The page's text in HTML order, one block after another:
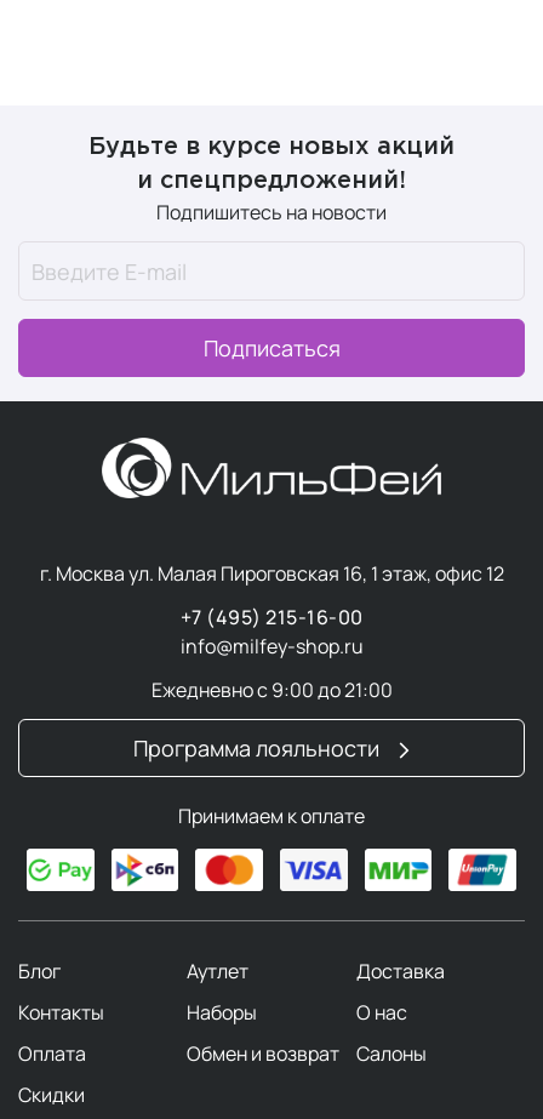
Будьте в курсе новых акций
и спецпредложений!
Подпишитесь на новости
Подписаться
г. Москва ул. Малая Пироговская 16, 1 этаж, офис 12
+7 (495) 215-16-00
info@milfey-shop.ru
Ежедневно с 9:00 до 21:00
Программа лояльности
Принимаем к оплате
Блог Аутлет
Доставка
Контакты
Наборы
О нас
Оплата
Обмен и возврат
Салоны
Скидки